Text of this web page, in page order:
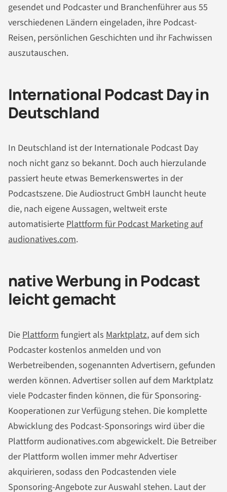
gesendet und Podcaster und Branchenführer aus 55
verschiedenen Ländern eingeladen, ihre Podcast-
Reisen, persönlichen Geschichten und ihr Fachwissen
auszutauschen.
International Podcast Day in
Deutschland
In Deutschland ist der Internationale Podcast Day
noch nicht ganz so bekannt. Doch auch hierzulande
passiert heute etwas Bemerkenswertes in der
Podcastszene. Die Audiostruct GmbH launcht heute
die, nach eigene Aussagen, weltweit erste
automatisiertePlattform für Podcast Marketing auf
audionatives.com.
native Werbung in Podcast
leicht gemacht
Die Plattform fungiert als Marktplatz, auf dem sich
Podcaster kostenlos anmelden und von
Werbetreibenden, sogenannten Advertisern, gefunden
werden können. Advertiser sollen auf dem Marktplatz
viele Podcaster finden können, die für Sponsoring-
Kooperationen zur Verfügung stehen. Die komplette
Abwicklung des Podcast-Sponsorings wird über die
Plattform audionatives.com abgewickelt. Die Betreiber
der Plattform wollen immer mehr Advertiser
akquirieren, sodass den Podcastenden viele
Sponsoring-Angebote zur Auswahl stehen. Laut der